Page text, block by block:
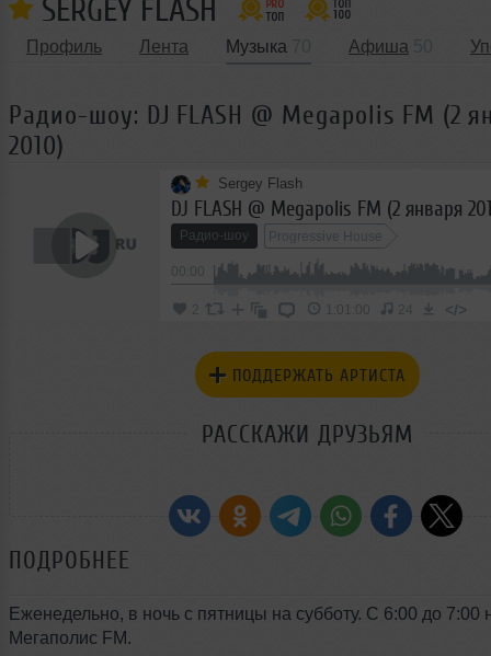
SERGEY FLASH
Профиль Лента Музыка Афиша
Радио-шоу: DJ FLASH @ Megapolis FM (2
2010)
Sergey Flash
DJ FLASH @ Megapolis FM (2 января
Радио-шоу Progressive House
2 24 </>
ПОДДЕРЖАТЬ АРТИСТА
РАССКАЖИ ДРУЗЬЯМ
ПОДРОБНЕЕ
Еженедельно, в ночь с пятницы на субботу. С 6:00 до 7:00
Мегаполис FM.